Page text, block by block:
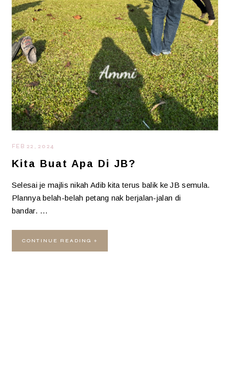
FEB 22, 2024
Kita Buat Apa Di JB?
Selesai je majlis nikah Adib kita terus balik ke JB semula.
Plannya belah-belah petang nak berjalan-jalan di
bandar. …
CONTINUE READING »